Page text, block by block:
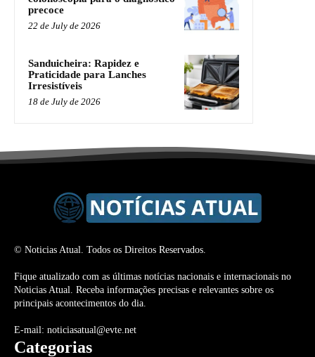
precoce
22 de July de 2026
Sanduicheira: Rapidez e
Praticidade para Lanches
Irresistíveis
18 de July de 2026
© Noticias Atual. Todos os Direitos Reservados.
Fique atualizado com as últimas notícias nacionais e internacionais no
Noticias Atual. Receba informações precisas e relevantes sobre os
principais acontecimentos do dia.
E-mail: noticiasatual@evte.net
Categorias